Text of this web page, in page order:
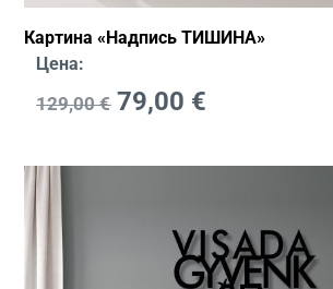
Картина «Надпись ТИШИНА»
Цена:
129,00€ 79,00 €